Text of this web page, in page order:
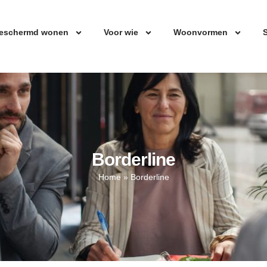
wonen Voor wie Woonvormen
Borderline
Home » Borderline